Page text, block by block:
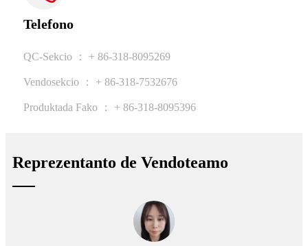
Telefono
QC-Sekcio ： + 86-318-8095269
Vendosekcio ： + 86-318-7532676
Produktada Fako ： + 86-318-8095396
Reprezentanto de Vendoteamo